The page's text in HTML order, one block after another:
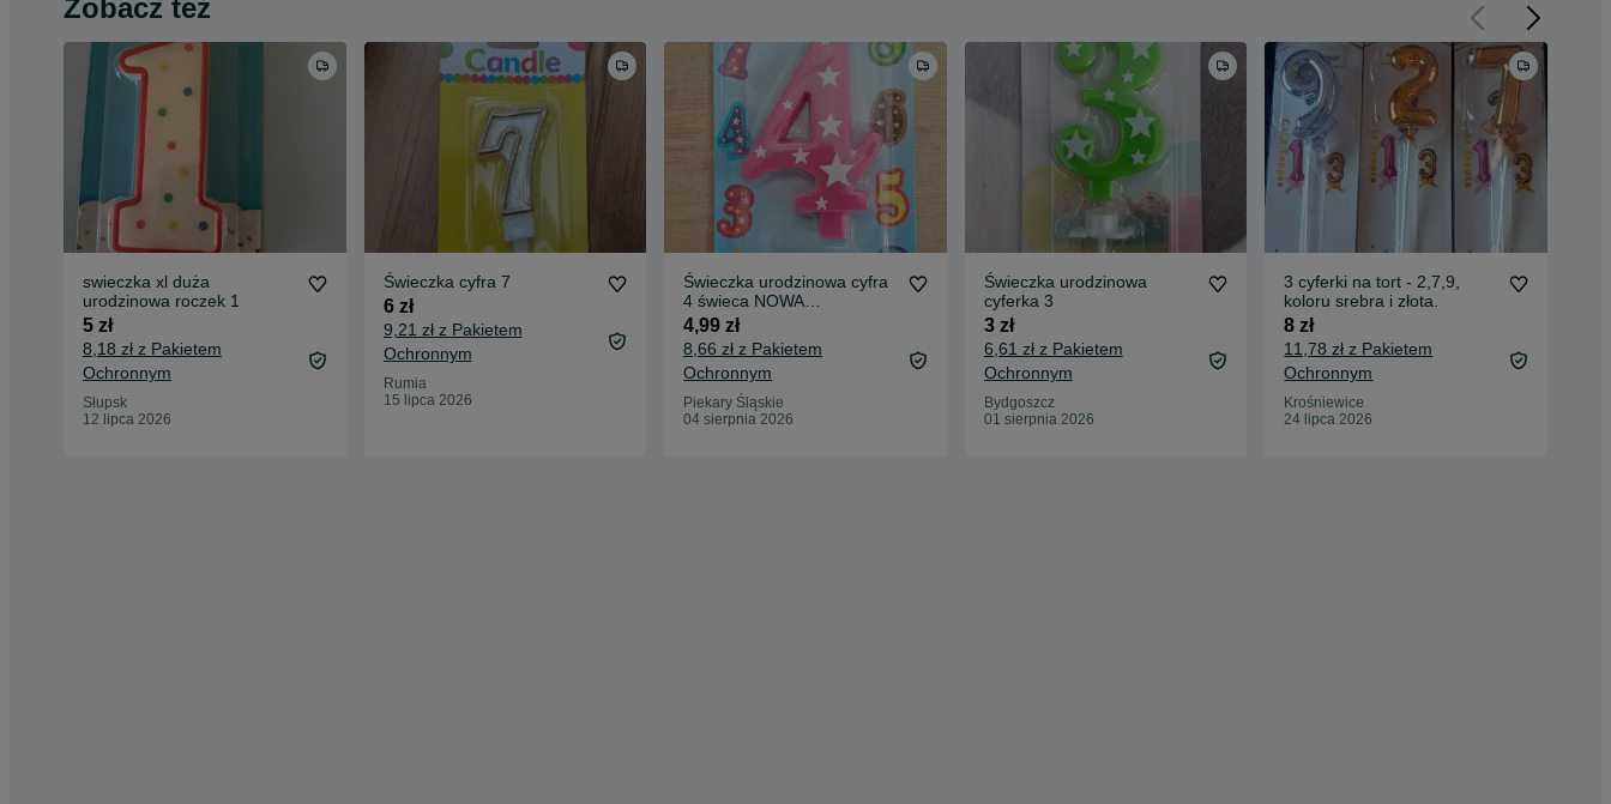
Zobacz też
swieczka xl duża
urodzinowa roczek 1
5 zł
8,18 zł z Pakietem
Ochronnym
Słupsk
12 lipca 2026
Świeczka cyfra 7
6 zł
9,21 zł z Pakietem
Ochronnym
Rumia
15 lipca 2026
Świeczka urodzinowa cyfra
4 świeca NOWA
zapakowana oryginalnie
4,99 zł
8,66 zł z Pakietem
Ochronnym
Piekary Śląskie
04 sierpnia 2026
Świeczka urodzinowa
cyferka 3
3 zł
6,61 zł z Pakietem
Ochronnym
Bydgoszcz
01 sierpnia 2026
3 cyferki na tort - 2,7,9,
koloru srebra i złota.
8 zł
11,78 zł z Pakietem
Ochronnym
Krośniewice
24 lipca 2026